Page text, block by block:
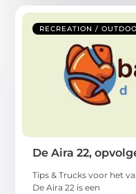
RECREATION /
De Aira 22,
Tips & Trucks voor het
De Aira 22 is een